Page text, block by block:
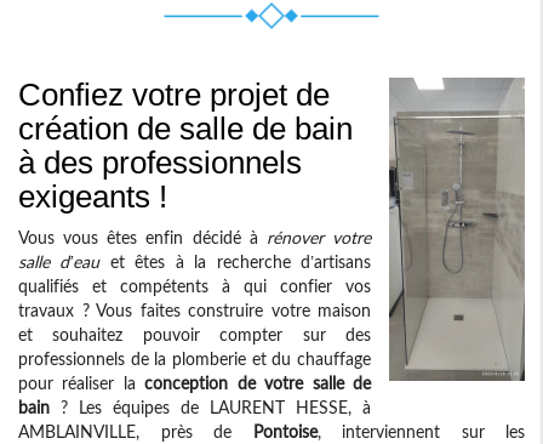
Confiez votre projet de
création de salle de bain
à des professionnels
exigeants !
Vous vous êtes enfin décidé à rénover votre
salle d’eauet êtes à la recherche d’artisans
qualifiés et compétents à qui confier vos
travaux ? Vous faites construire votre maison
et souhaitez pouvoir compter sur des
professionnels de la plomberie et du chauffage
pour réaliser laconception de votre salle de
bain ? Les équipes de LAURENT HESSE, à
AMBLAINVILLE, près de Pontoise, interviennent sur les